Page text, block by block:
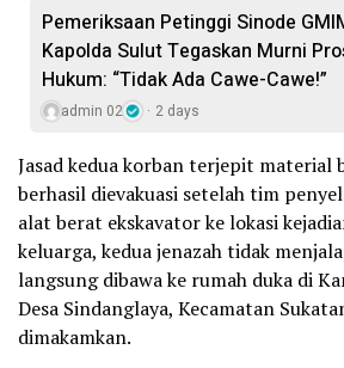
Pemeriksaan Petinggi Sinode
Kapolda Sulut Tegaskan Murni
Hukum: “Tidak Ada Cawe-Cawe!”
admin 02 2 days
Jasad kedua korban terjepit material
berhasil dievakuasi setelah tim
alat berat ekskavator ke lokasi
keluarga, kedua jenazah tidak
langsung dibawa ke rumah duka di
Desa Sindanglaya, Kecamatan
dimakamkan.